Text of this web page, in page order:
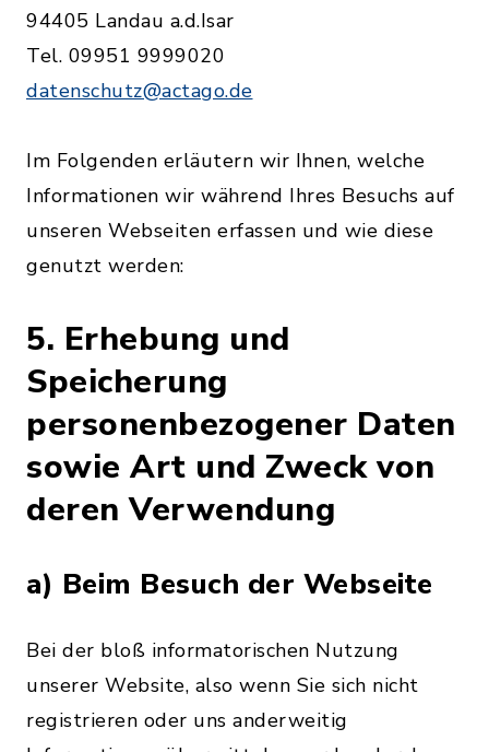
94405 Landau a.d.Isar
Tel. 09951 9999020
datenschutz@actago.de
Im Folgenden erläutern wir Ihnen, welche
Informationen wir während Ihres Besuchs auf
unseren Webseiten erfassen und wie diese
genutzt werden:
5. Erhebung und
Speicherung
personenbezogener Daten
sowie Art und Zweck von
deren Verwendung
a) Beim Besuch der Webseite
Bei der bloß informatorischen Nutzung
unserer Website, also wenn Sie sich nicht
registrieren oder uns anderweitig